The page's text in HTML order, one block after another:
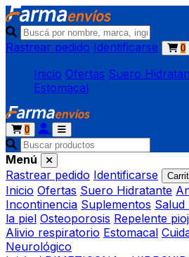
Rastrear pedido Identificarse 0
Inicio Ofertas Suero
Estomacal
0
Menú
Rastrear pedido Identificarse
Inicio Ofertas Suero Hidratante
Incontinencia Suplementos
la piel Osteoporosis Repelente
Alivio respiratorio Estomacal
Neurológico